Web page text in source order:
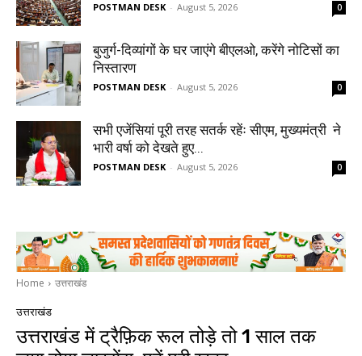
POSTMAN DESK - August 5, 2026 0
बुजुर्ग-दिव्यांगों के घर जाएंगे बीएलओ, करेंगे नोटिसों का
निस्तारण
POSTMAN DESK - August 5, 2026 0
सभी एजेंसियां पूरी तरह सतर्क रहेंः सीएम, मुख्यमंत्री ने
भारी वर्षा को देखते हुए...
POSTMAN DESK - August 5, 2026 0